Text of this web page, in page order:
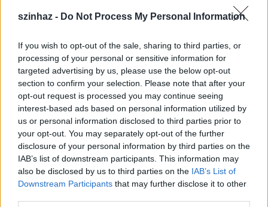
szinhaz - Do Not Process My Personal Information
If you wish to opt-out of the sale, sharing to third parties, or
processing of your personal or sensitive information for
targeted advertising by us, please use the below opt-out
section to confirm your selection. Please note that after your
opt-out request is processed you may continue seeing
interest-based ads based on personal information utilized by
us or personal information disclosed to third parties prior to
your opt-out. You may separately opt-out of the further
disclosure of your personal information by third parties on the
IAB’s list of downstream participants. This information may
also be disclosed by us to third parties on the IAB’s List of
Downstream Participants that may further disclose it to other
Az biztos, hogy nem a honlap szerkesztője miatt,
mert ha belegondolok, hogy nekünk mi mindent kell
most újra tanulnunk... hát nincs az a hipermodern
felület, amit magunkénak szeretnénk tudni.
De amikor a rendszergazdák megmutogatták